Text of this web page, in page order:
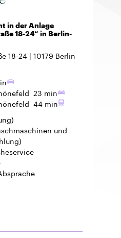
in der Anlage
18-24“ in Berlin-
18-24 10179 Berlin
23 min
44 min
und